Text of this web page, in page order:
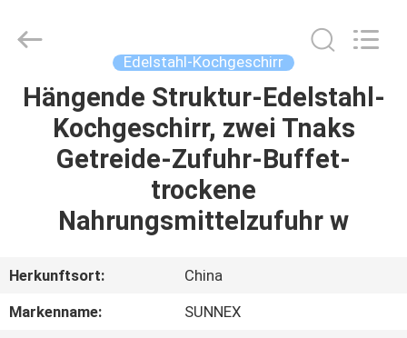
HAUS
PRODUKTE
VIDEOS
ÜBER
UNS
equipments
limited.
Edelstahl-Kochgeschirr
Hängende Struktur-Edelstahl-
Kochgeschirr, zwei Tnaks
Getreide-Zufuhr-Buffet-
trockene
Nahrungsmittelzufuhr w
Herkunftsort:
China
Markenname:
SUNNEX